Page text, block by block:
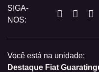
SIGA-
NOS:
Você está na unidade:
Destaque Fiat